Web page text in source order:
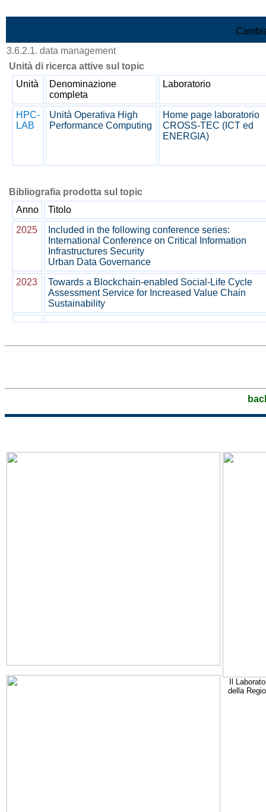
3.6.2.1. data management
Unità di ricerca attive sul topic
Unità
Denominazione
completa
Laboratorio
HPC-
LAB
Unità Operativa High
Performance Computing
Home page laboratorio
CROSS-TEC (ICT ed
ENERGIA)
Bibliografia prodotta sul topic
Anno
Titolo
2025
Included in the following conference series:
International Conference on Critical Information
Infrastructures Security
Urban Data Governance
2023
Towards a Blockchain-enabled Social-Life Cycle
Assessment Service for Increased Value Chain
Sustainability
Il
della